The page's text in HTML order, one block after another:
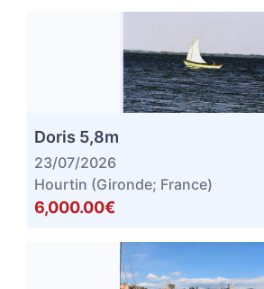
Doris 5,8m
23/07/2026
Hourtin (Gironde; France)
6,000.00€